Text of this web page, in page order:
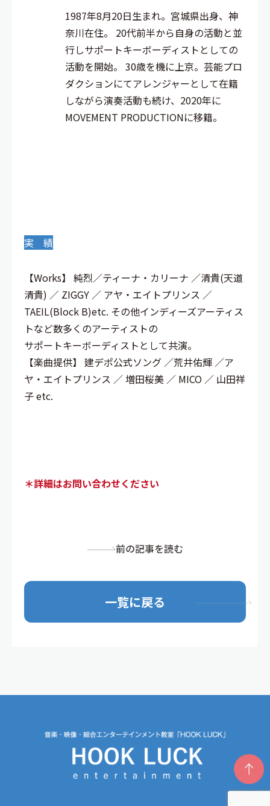
1987年8月20日生まれ。宮城県出身、神
奈川在住。 20代前半から自身の活動と並
行しサポートキーボーディストとしての
活動を開始。 30歳を機に上京。芸能プロ
ダクションにてアレンジャーとして在籍
しながら演奏活動も続け、2020年に
MOVEMENT PRODUCTIONに移籍。
実 績
【Works】 純烈／ティーナ・カリーナ ／清貴(天道
清貴) ／ ZIGGY ／ アヤ・エイトプリンス ／
TAEIL(Block B)etc. その他インディーズアーティス
トなど数多くのアーティストの
サポートキーボーディストとして共演。
【楽曲提供】 建デポ公式ソング ／荒井佑輝 ／ア
ヤ・エイトプリンス ／ 増田桜美 ／ MICO ／ 山田祥
子 etc.
＊詳細はお問い合わせください
前の記事を読む
一覧に戻る